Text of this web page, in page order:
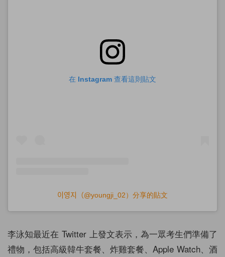
在 Instagram 查看這則貼文
이영지（@youngji_02）分享的貼文
李泳知最近在 Twitter 上發文表示，為一眾考生們準備了
禮物，包括高級韓牛套餐、炸雞套餐、Apple Watch、酒